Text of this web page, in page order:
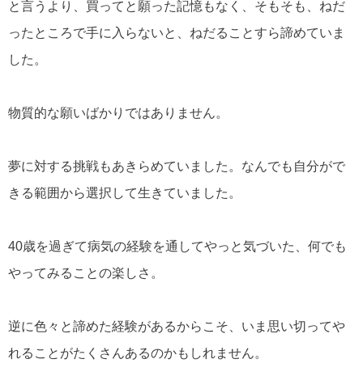
と言うより、買ってと願った記憶もなく、そもそも、ねだ
ったところで手に入らないと、ねだることすら諦めていま
した。
物質的な願いばかりではありません。
夢に対する挑戦もあきらめていました。なんでも自分がで
きる範囲から選択して生きていました。
40歳を過ぎて病気の経験を通してやっと気づいた、何でも
やってみることの楽しさ。
逆に色々と諦めた経験があるからこそ、いま思い切ってや
れることがたくさんあるのかもしれません。